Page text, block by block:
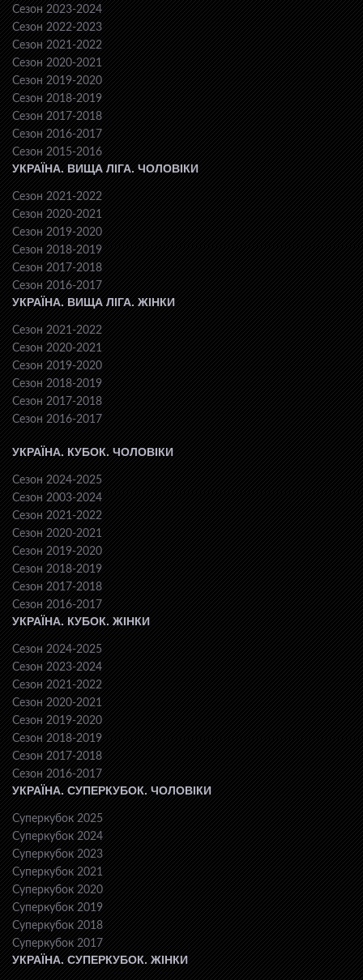
Сезон 2023-2024
Сезон 2022-2023
Сезон 2021-2022
Сезон 2020-2021
Сезон 2019-2020
Сезон 2018-2019
Сезон 2017-2018
Сезон 2016-2017
Сезон 2015-2016
УКРАЇНА. ВИЩА ЛІГА. ЧОЛОВІКИ
Сезон 2021-2022
Сезон 2020-2021
Сезон 2019-2020
Сезон 2018-2019
Сезон 2017-2018
Сезон 2016-2017
УКРАЇНА. ВИЩА ЛІГА. ЖІНКИ
Сезон 2021-2022
Сезон 2020-2021
Сезон 2019-2020
Сезон 2018-2019
Сезон 2017-2018
Сезон 2016-2017
УКРАЇНА. КУБОК. ЧОЛОВІКИ
Сезон 2024-2025
Сезон 2003-2024
Сезон 2021-2022
Сезон 2020-2021
Сезон 2019-2020
Сезон 2018-2019
Сезон 2017-2018
Сезон 2016-2017
УКРАЇНА. КУБОК. ЖІНКИ
Сезон 2024-2025
Сезон 2023-2024
Сезон 2021-2022
Сезон 2020-2021
Сезон 2019-2020
Сезон 2018-2019
Сезон 2017-2018
Сезон 2016-2017
УКРАЇНА. СУПЕРКУБОК. ЧОЛОВІКИ
Суперкубок 2025
Суперкубок 2024
Суперкубок 2023
Суперкубок 2021
Суперкубок 2020
Суперкубок 2019
Суперкубок 2018
Суперкубок 2017
УКРАЇНА. СУПЕРКУБОК. ЖІНКИ